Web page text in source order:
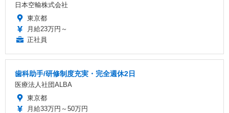
日本空輸株式会社
東京都
月給23万円～
正社員
歯科助手/研修制度充実・完全週休2日
医療法人社団ALBA
東京都
月給33万円～50万円